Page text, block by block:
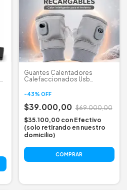
Guantes Calentadores
Calefaccionados Usb
-43% OFF
$39.000,00 $69.000,00
$35.100,00 con Efectivo
(solo retirando en nuestro
domicilio)
COMPRAR